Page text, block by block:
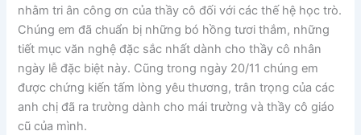
nhằm tri ân công ơn của thầy cô đối với các thế hệ học trò.
Chúng em đã chuẩn bị những bó hồng tươi thắm, những
tiết mục văn nghệ đặc sắc nhất dành cho thầy cô nhân
ngày lễ đặc biệt này. Cũng trong ngày 20/11 chúng em
được chứng kiến tấm lòng yêu thương, trân trọng của các
anh chị đã ra trường dành cho mái trường và thầy cô giáo
cũ của mình.